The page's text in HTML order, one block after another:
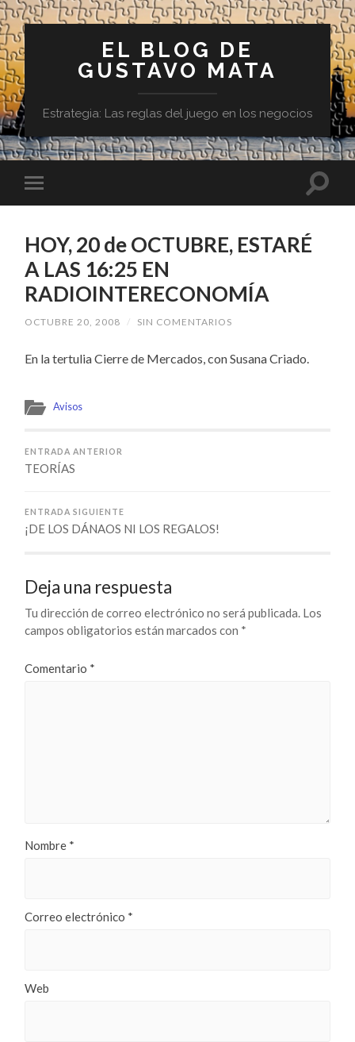
EL BLOG DE
GUSTAVO MATA
Estrategia: Las reglas del juego en los negocios
HOY, 20 de OCTUBRE, ESTARÉ
A LAS 16:25 EN
RADIOINTERECONOMÍA
OCTUBRE 20, 2008 / SIN COMENTARIOS
En la tertulia Cierre de Mercados, con Susana Criado.
Avisos
ENTRADA ANTERIOR
TEORÍAS
ENTRADA SIGUIENTE
¡DE LOS DÁNAOS NI LOS REGALOS!
Deja una respuesta
Tu dirección de correo electrónico no será publicada. Los
campos obligatorios están marcados con *
Comentario *
Nombre *
Correo electrónico *
Web